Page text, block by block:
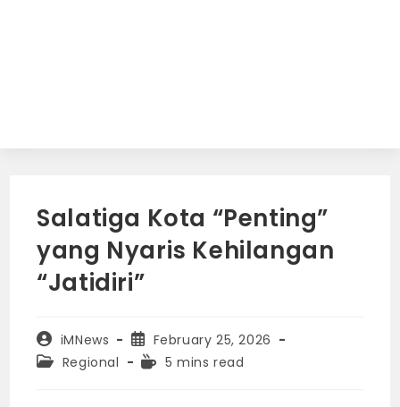
Salatiga Kota “Penting”
yang Nyaris Kehilangan
“Jatidiri”
Post
author:
iMNews
Post
published:
February 25, 2026
PostRegional
Reading
5 mins read